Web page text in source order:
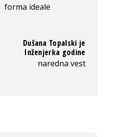
forma ideale
Dušana Topalski je
Inženjerka godine
naredna vest